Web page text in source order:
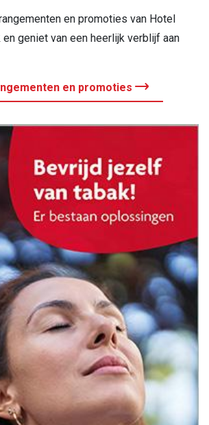
en promoties van Hotel
geniet van een heerlijk verblijf aan
en promoties